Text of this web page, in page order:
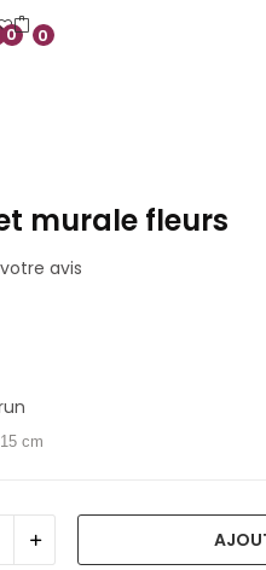
0 0
murale fleurs
avis
cm